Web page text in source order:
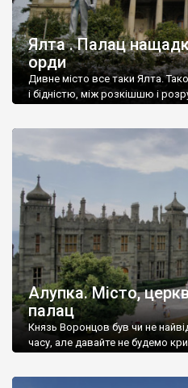
Ялта . Палац
орди
Дивне місто все таки Ялта.
і бідністю, між розкішшю і
Алупка. Місто,
палац
Князь Воронцов був чи не
часу, але давайте не будемо